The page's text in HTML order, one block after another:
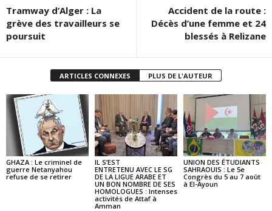
Tramway d’Alger : La
grève des travailleurs se
poursuit
Accident de la route :
Décès d’une femme et 24
blessés à Relizane
ARTICLES CONNEXES PLUS DE L'AUTEUR
GHAZA : Le criminel de
guerre Netanyahou
refuse de se retirer
IL S’EST
ENTRETENU AVEC LE SG
DE LA LIGUE ARABE ET
UN BON NOMBRE DE SES
HOMOLOGUES : Intenses
activités de Attaf à
Amman
UNION DES ÉTUDIANTS
SAHRAOUIS : Le 5e
Congrès du 5 au 7 août
à El-Ayoun